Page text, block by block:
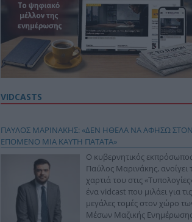
VIDCASTS
ΠΑΥΛΟΣ ΜΑΡΙΝΑΚΗΣ: «ΔΕΝ ΗΘΕΛΑ ΝΑ ΑΦΗΣΩ ΣΤΟΝ
ΕΠΟΜΕΝΟ ΜΙΑ ΚΑΥΤΗ ΠΑΤΑΤΑ»
Ο κυβερνητικός
Παύλος Μαρινάκης, ανοίγει
χαρτιά του στις
ένα vidcast που μιλάει για τις
μεγάλες τομές στον χώρο
Μέσων Μαζικής